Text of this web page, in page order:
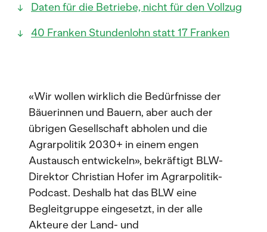
Daten für die Betriebe, nicht für den Vollzug
40 Franken Stundenlohn statt 17 Franken
«Wir wollen wirklich die Bedürfnisse der
Bäuerinnen und Bauern, aber auch der
übrigen Gesellschaft abholen und die
Agrarpolitik 2030+ in einem engen
Austausch entwickeln», bekräftigt BLW-
Direktor Christian Hofer im Agrarpolitik-
Podcast. Deshalb hat das BLW eine
Begleitgruppe eingesetzt, in der alle
Akteure der Land- und